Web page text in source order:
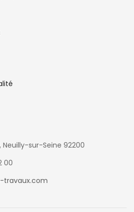
Neuilly-sur-Seine 92200
00
travaux.com